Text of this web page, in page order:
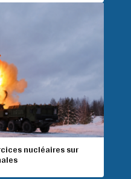
nucléaires sur